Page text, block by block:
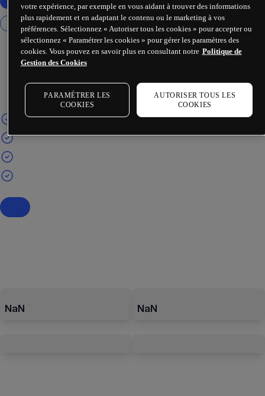
NaN NaN
votre expérience, par exemple en vous aidant à trouver des informations
plus rapidement et en adaptant le contenu ou le marketing à vos
préférences. Sélectionnez « Autoriser tous les cookies » pour accepter ou
sélectionnez « Paramétrer les cookies » pour gérer les paramètres des
cookies. Vous pouvez en savoir plus en consultant notre Politique de
Gestion des Cookies
PARAMÉTRER LES
COOKIES
AUTORISER TOUS LES
COOKIES